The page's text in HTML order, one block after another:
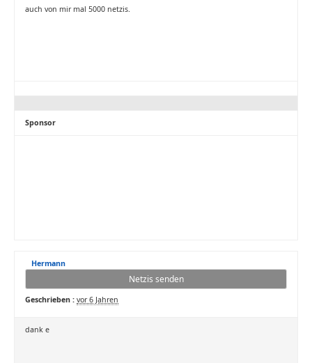
auch von mir mal 5000 netzis.
Sponsor
Hermann
Netzis senden
Geschrieben : vor 6 Jahren
dank e